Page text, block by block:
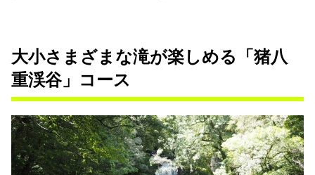
大小さまざまな滝が楽しめる「猪八
重渓谷」コース